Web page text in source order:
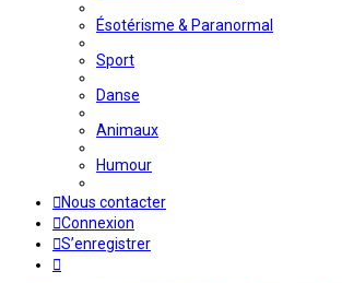
Ésotérisme & Paranormal
Sport
Danse
Animaux
Humour
Nous contacter
Connexion
S’enregistrer